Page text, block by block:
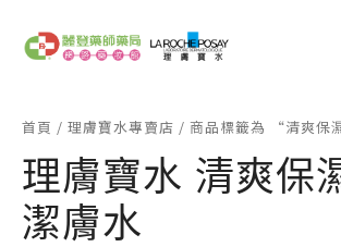
首頁 / 理膚寶水專賣店 / 商品標籤為 “清爽保
理膚寶水 清爽保
潔膚水
尋
字
: